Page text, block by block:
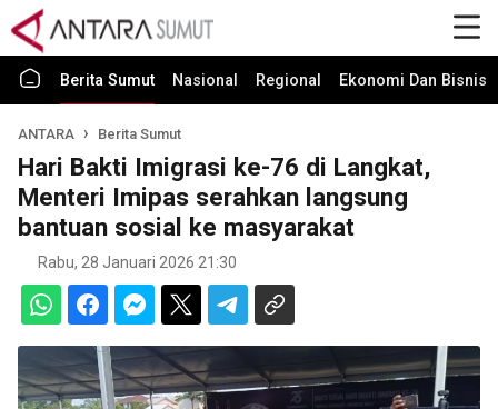
Berita Sumut Nasional Regional Ekonomi Dan Bisnis
ANTARA Berita Sumut
Hari Bakti Imigrasi ke-76 di Langkat,
Menteri Imipas serahkan langsung
bantuan sosial ke masyarakat
Rabu, 28 Januari 2026 21:30